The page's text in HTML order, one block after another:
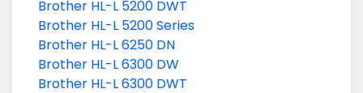
Brother HL-L 5200 DWT
Brother HL-L 5200 Series
Brother HL-L 6250 DN
Brother HL-L 6300 DW
Brother HL-L 6300 DWT